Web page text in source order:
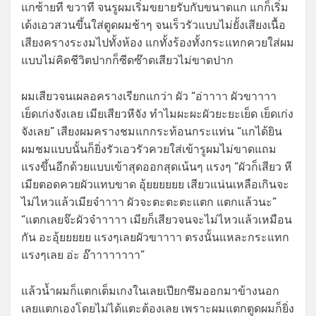
แกซ้ายที ขวาที จนรูผมเริ่มขยายรับกับขนาดแก แกก็เริ่ม
เด้งเอวสวนขึ้นใส่ตูดผมช้าๆ จนเร็วรัวแบบไม่ยั้งเสียงเนื้อ
เสียงครางระงมไปทั้งห้อง แกทั้งร้องทั้งกระแทกควยใส่ผม
แบบไม่คิดชีวิตปากก็ซีดซ๊าดเสียวไม่ขาดปาก
ผมเสียวจนเผลอครางเรียกแกว่า ผัว “อ่าาาา ผัวขาาาา
เย็ดเก่งจังเลย เมียเสียวหีจัง ทำไมผะผะผัวยะยะเย็ด เย็ดเก่ง
จังเลย” เสียงผมครางชมแกกระท้อนกระแท่น “แกได้ยิน
ผมชมแบบนั้นก็ยิ่งรัวเอวรัวควยใส่เข้ารูผมไม่ขาดแถม
แรงขึ้นอีกด้วยแบบเข้าสุดออกสุดเน้นๆ แรงๆ “ผัวก็เสียว หี
เมียตอดควยผัวแทบขาด อุ้ยยยยยย เสียวแน่นเหลือเกินจะ
ไม่ไหวแล้วเมียจ๋าาาา ผัวจะตะตะตะแตก แตกแล้วนะ”
“แตกเลยจ๊ะผัวจ๋าาาาา เมียก็เสียวจนจะไม่ไหวแล้วเหมือน
กัน อะอุ้ยยยยย แรงๆเลยผัวขาาาา ตรงนั้นแหละกระแทก
แรงๆเลย อ่ะ อ๊าาาาาาาา”
แล้วน้ำผมก็แตกเต็มเกงในเลยเปียกซึมออกมาข้างนอก
เลยแตกเองโดยไม่ได้แตะต้องเลย เพราะผมแตกตูดผมก็ยิ่ง